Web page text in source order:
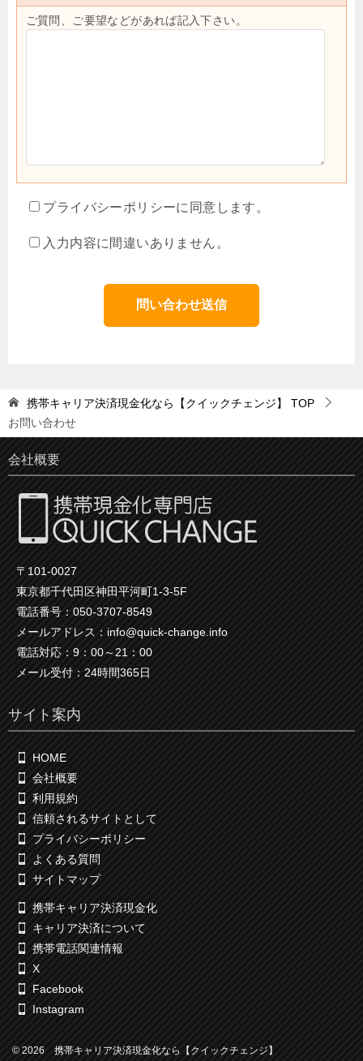
ご質問、ご要望などがあれば記入下さい。
プライバシーポリシーに同意します。
入力内容に間違いありません。
携帯キャリア決済現金化なら【クイックチェンジ】
TOP
お問い合わせ
会社概要
〒101-0027
東京都千代田区神田平河町1-3-5F
電話番号：050-3707-8549
メールアドレス：info@quick-change.info
電話対応：9：00～21：00
メール受付：24時間365日
サイト案内
HOME
会社概要
利用規約
信頼されるサイトとして
プライバシーポリシー
よくある質問
サイトマップ
携帯キャリア決済現金化
キャリア決済について
携帯電話関連情報
X
Facebook
Instagram
© 2026 携帯キャリア決済現金化なら【クイックチェンジ】